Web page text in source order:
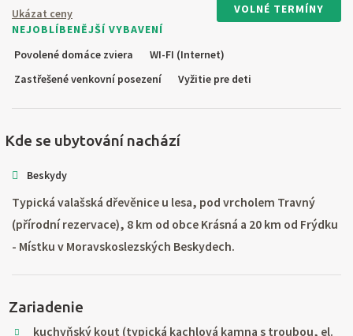
CZ EN
PL
Ukázat ceny
VOLNÉ TERMÍNY
NEJOBLÍBENĚJŠÍ VYBAVENÍ
Povolené domáce zviera
WI-FI (Internet)
Zastřešené venkovní posezení
Vyžitie pre deti
Kde se ubytování nachází
Beskydy
Typická valašská dřevěnice u lesa, pod vrcholem Travný
(přírodní rezervace), 8 km od obce Krásná a 20 km od Frýdku
- Místku v Moravskoslezských Beskydech.
Zariadenie
kuchyňský kout (typická kachlová kamna s troubou, el.